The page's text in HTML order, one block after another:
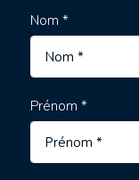
Nom *
Prénom *